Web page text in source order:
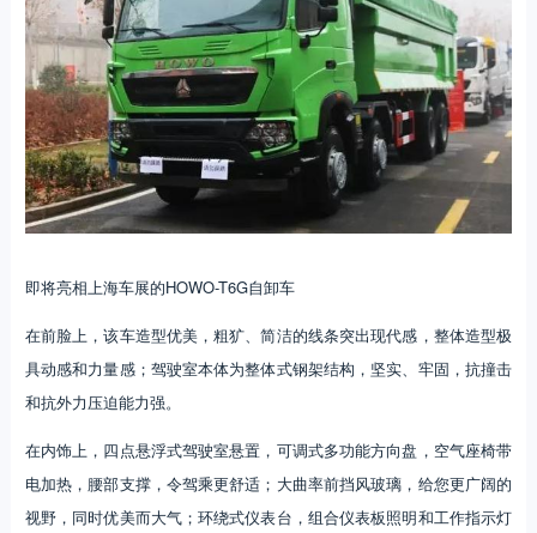
即将亮相上海车展的HOWO-T6G自卸车
在前脸上，该车造型优美，粗犷、简洁的线条突出现代感，整体造型极
具动感和力量感；驾驶室本体为整体式钢架结构，坚实、牢固，抗撞击
和抗外力压迫能力强。
在内饰上，四点悬浮式驾驶室悬置，可调式多功能方向盘，空气座椅带
电加热，腰部支撑，令驾乘更舒适；大曲率前挡风玻璃，给您更广阔的
视野，同时优美而大气；环绕式仪表台，组合仪表板照明和工作指示灯